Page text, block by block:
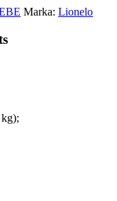
Marka: Lionelo